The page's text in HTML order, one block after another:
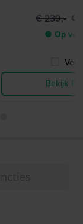
€ 239,- €
● Op
Bekijk